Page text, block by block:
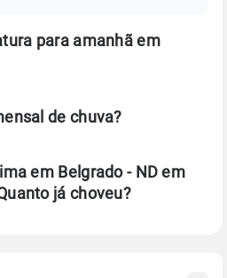
para amanhã em
de chuva?
em Belgrado - ND em
já choveu?